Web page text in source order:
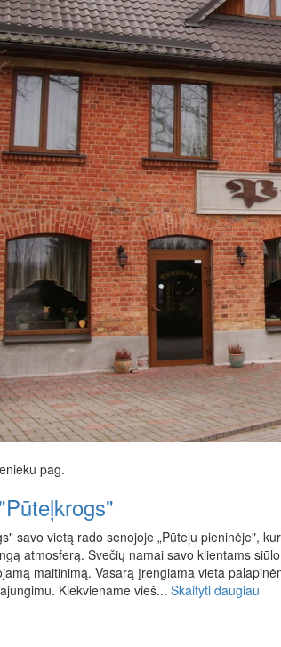
pag.
savo vietą rado senojoje „Pūteļu pieninėje",
atmosferą. Svečių namai savo klientams
maitinimą. Vasarą įrengiama vieta
Kiekviename vieš... Skaityti daugiau